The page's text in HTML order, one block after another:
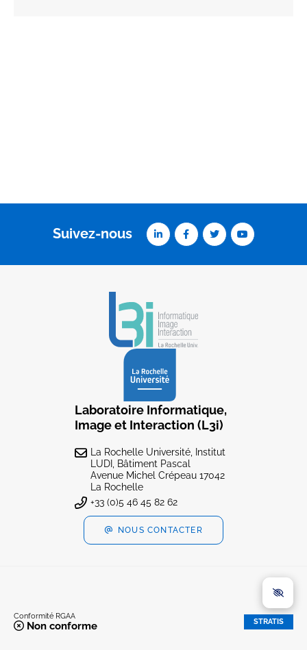
Suivez-nous
Laboratoire Informatique,
Image et Interaction (L3i)
La Rochelle Université, Institut
LUDI, Bâtiment Pascal
Avenue Michel Crépeau 17042
La Rochelle
+33 (0)5 46 45 82 62
NOUS CONTACTER
Conformité RGAA
Non conforme STRATIS